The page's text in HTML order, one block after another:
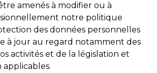
amenés à modifier ou à
notre politique
des données personnelles
à jour au regard notamment des
activités et de la législation et